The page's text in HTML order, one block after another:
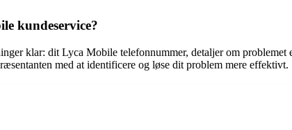
kundeservice?
klar: dit Lyca Mobile telefonnummer, detaljer om problemet
med at identificere og løse dit problem mere effektivt.